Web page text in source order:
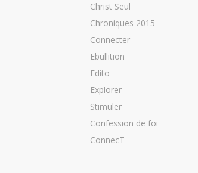
Christ Seul
Chroniques 2015
Connecter
Ebullition
Edito
Explorer
Stimuler
Confession de foi
ConnecT